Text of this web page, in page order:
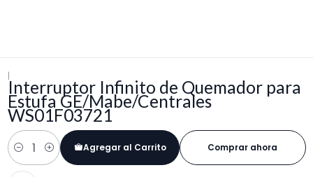
|
Interruptor Infinito de Quemador para
Estufa GE/Mabe/Centrales
WS01F03721
Cantidad
Agregar al Carrito Comprar ahora